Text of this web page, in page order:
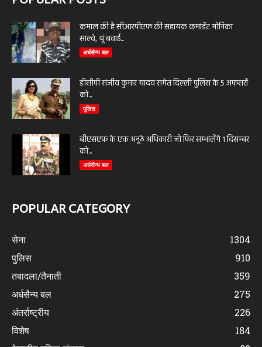
कमाल की है सीआरपीएफ की सहायक कमांडेंट मोनिका
साल्वे, यूं बचाई...
अर्धसैन्य बल
डीसीपी संजीव कुमार यादव समेत दिल्ली पुलिस के 5 अफसरों
को...
पुलिस
बीएसएफ के एक अनूठे अधिकारी जो फिर सम्भालेंगे 1 दिसम्बर
को...
अर्धसैन्य बल
POPULAR CATEGORY
सेना
1304
पुलिस
910
तबादला/तैनाती
359
अर्धसैन्य बल
275
अंतर्राष्ट्रीय
226
विशेष
184